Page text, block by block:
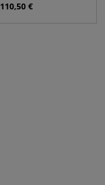
110,50 €